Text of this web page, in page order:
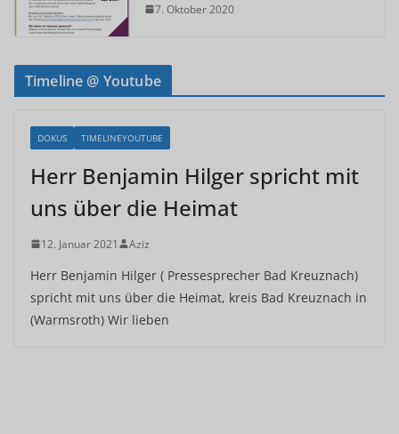
7. Oktober 2020
Timeline @ Youtube
DOKUS TIMELINEYOUTUBE
Herr Benjamin Hilger spricht mit
uns über die Heimat
12. Januar 2021 Aziz
Herr Benjamin Hilger ( Pressesprecher Bad Kreuznach)
spricht mit uns über die Heimat, kreis Bad Kreuznach in
(Warmsroth) Wir lieben